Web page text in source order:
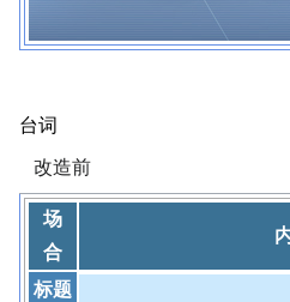
台词
改造前
场
合
标题